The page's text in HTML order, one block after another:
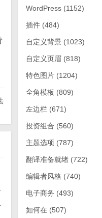
WordPress(1152)
插件(484)
自定义背景(1023)
自定义页眉(818)
特色图片(1204)
全角模板 (809)
左边栏(671)
投资组合 (560)
主题选项 (787)
翻译准备就绪(722)
编辑者风格 (740)
电子商务 (493)
如何在(507)